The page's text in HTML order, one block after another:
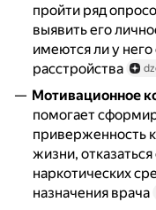
пройти ряд
выявить его
имеются ли у
расстройства
Мотивационное
помогает
приверженность
жизни,
наркотических
назначения врача